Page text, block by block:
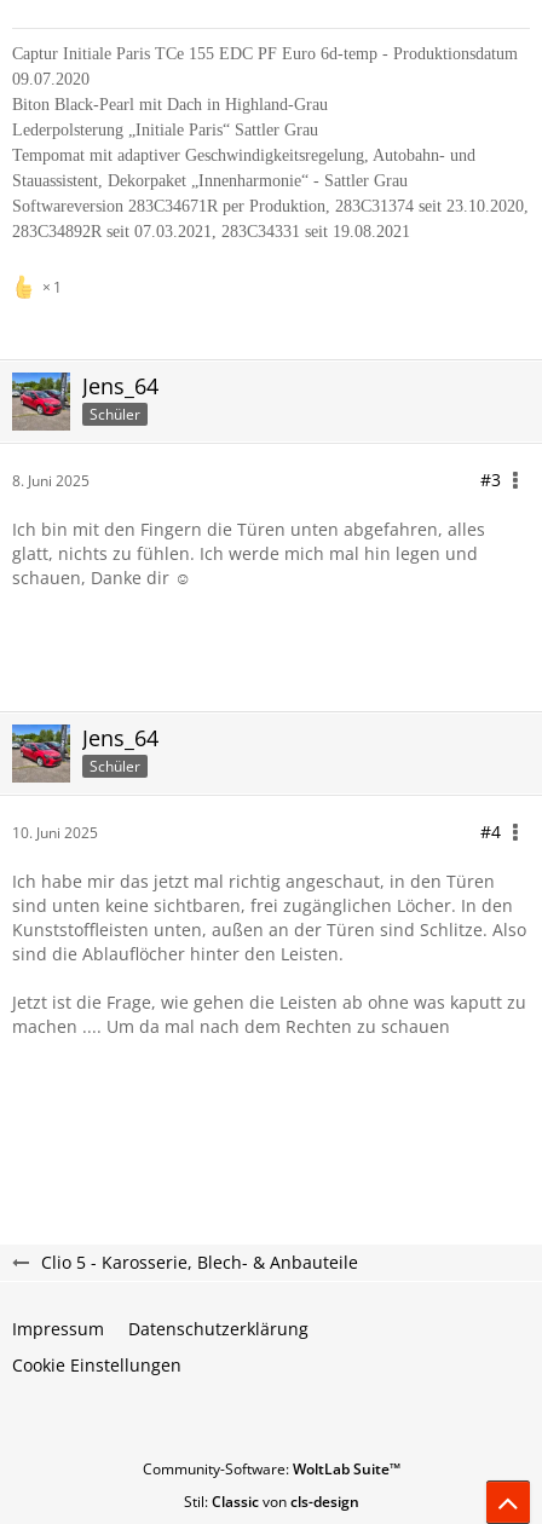
Captur Initiale Paris TCe 155 EDC PF Euro 6d-temp - Produktionsdatum
09.07.2020
Biton Black-Pearl mit Dach in Highland-Grau
Lederpolsterung „Initiale Paris“ Sattler Grau
Tempomat mit adaptiver Geschwindigkeitsregelung, Autobahn- und
Stauassistent, Dekorpaket „Innenharmonie“ - Sattler Grau
Softwareversion 283C34671R per Produktion, 283C31374 seit 23.10.2020,
283C34892R seit 07.03.2021, 283C34331 seit 19.08.2021
1
Jens_64
Schüler
8. Juni 2025 #3
Ich bin mit den Fingern die Türen unten abgefahren, alles
glatt, nichts zu fühlen. Ich werde mich mal hin legen und
schauen, Danke dir ☺️
Jens_64
Schüler
10. Juni 2025 #4
Ich habe mir das jetzt mal richtig angeschaut, in den Türen
sind unten keine sichtbaren, frei zugänglichen Löcher. In den
Kunststoffleisten unten, außen an der Türen sind Schlitze. Also
sind die Ablauflöcher hinter den Leisten.
Jetzt ist die Frage, wie gehen die Leisten ab ohne was kaputt zu
machen .... Um da mal nach dem Rechten zu schauen
Clio 5 - Karosserie, Blech- & Anbauteile
Impressum
Datenschutzerklärung
Cookie Einstellungen
Community-Software:WoltLab Suite™
Stil:Classicvoncls-design